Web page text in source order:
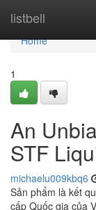
listbell
Home
Home
1
An
STF
michaelu009kbq6
Sản phẩm là kết
cấp Quốc gia của